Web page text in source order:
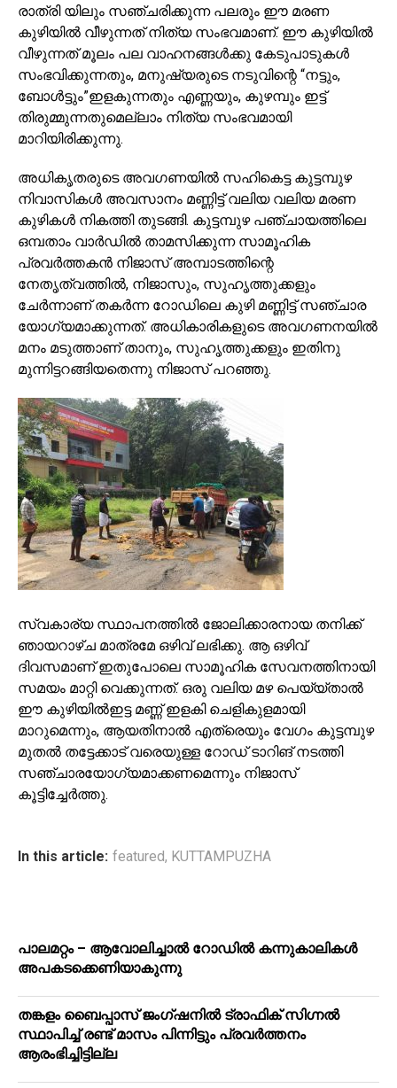
രാത്രി യിലും സഞ്ചരിക്കുന്ന പലരും ഈ മരണ
കുഴിയിൽ വീഴുന്നത് നിത്യ സംഭവമാണ്. ഈ കുഴിയിൽ
വീഴുന്നത് മൂലം പല വാഹനങ്ങൾക്കു കേടുപാടുകൾ
സംഭവിക്കുന്നതും, മനുഷ്യരുടെ നടുവിന്റെ “നട്ടും,
ബോൾട്ടും”ഇളകുന്നതും എണ്ണയും, കുഴമ്പും ഇട്ട്
തിരുമ്മുന്നതുമെല്ലാം നിത്യ സംഭവമായി
മാറിയിരിക്കുന്നു.
അധികൃതരുടെ അവഗണയിൽ സഹികെട്ട കുട്ടമ്പുഴ
നിവാസികൾ അവസാനം മണ്ണിട്ട് വലിയ വലിയ മരണ
കുഴികൾ നികത്തി തുടങ്ങി. കുട്ടമ്പുഴ പഞ്ചായത്തിലെ
ഒമ്പതാം വാര്‍ഡിൽ താമസിക്കുന്ന സാമൂഹിക
പ്രവര്‍ത്തകന്‍ നിജാസ് അമ്പാടത്തിന്റെ
നേതൃത്വത്തില്‍, നിജാസും, സുഹൃത്തുക്കളും
ചേർന്നാണ് തകർന്ന റോഡിലെ കുഴി മണ്ണിട്ട് സഞ്ചാര
യോഗ്യമാക്കുന്നത്. അധികാരികളുടെ അവഗണനയിൽ
മനം മടുത്താണ് താനും, സുഹൃത്തുക്കളും ഇതിനു
മുന്നിട്ടറങ്ങിയതെന്നു നിജാസ് പറഞ്ഞു.
സ്വകാര്യ സ്ഥാപനത്തിൽ ജോലിക്കാരനായ തനിക്ക്
ഞായറാഴ്ച മാത്രമേ ഒഴിവ് ലഭിക്കു. ആ ഒഴിവ്
ദിവസമാണ് ഇതുപോലെ സാമൂഹിക സേവനത്തിനായി
സമയം മാറ്റി വെക്കുന്നത്. ഒരു വലിയ മഴ പെയ്യ്താൽ
ഈ കുഴിയിൽഇട്ട മണ്ണ് ഇളകി ചെളികുളമായി
മാറുമെന്നും, ആയതിനാൽ എത്രെയും വേഗം കുട്ടമ്പുഴ
മുതൽ തട്ടേക്കാട് വരെയുള്ള റോഡ് ടാറിങ് നടത്തി
സഞ്ചാരയോഗ്യമാക്കണമെന്നും നിജാസ്
കൂട്ടിച്ചേർത്തു.
In this article: featured, KUTTAMPUZHA
പാലമറ്റം – ആവോലിച്ചാൽ റോഡിൽ കന്നുകാലികൾ
അപകടക്കെണിയാകുന്നു
തങ്കളം ബൈപ്പാസ് ജംഗ്ഷനിൽ ട്രാഫിക് സിഗ്നല്‍
സ്ഥാപിച്ച് രണ്ട് മാസം പിന്നിട്ടും പ്രവർത്തനം
ആരംഭിച്ചിട്ടില്ല